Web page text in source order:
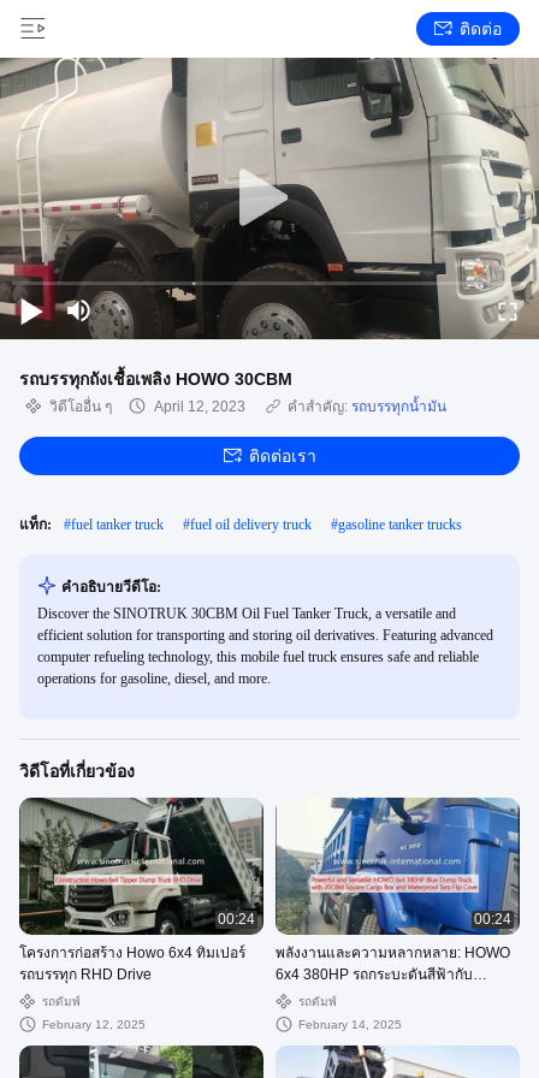
ติดต่อ
รถบรรทุกถังเชื้อเพลิง HOWO 30CBM
วิดีโออื่น ๆ April 12, 2023 คำสำคัญ: รถบรรทุกน้ำมัน
ติดต่อเรา
แท็ก: #fuel tanker truck #fuel oil delivery truck #gasoline tanker trucks
คําอธิบายวีดีโอ:
Discover the SINOTRUK 30CBM Oil Fuel Tanker Truck, a versatile and
efficient solution for transporting and storing oil derivatives. Featuring advanced
computer refueling technology, this mobile fuel truck ensures safe and reliable
operations for gasoline, diesel, and more.
วิดีโอที่เกี่ยวข้อง
00:24
โครงการก่อสร้าง Howo 6x4 ทิมเปอร์
รถบรรทุก RHD Drive
รถดัมพ์
February 12, 2025
00:24
พลังงานและความหลากหลาย: HOWO
6x4 380HP รถกระบะดันสีฟ้ากับ
20CBM ตารางกล่องคาร์โก้และน้ําอัด
ฝา Flip Cove
รถดัมพ์
February 14, 2025